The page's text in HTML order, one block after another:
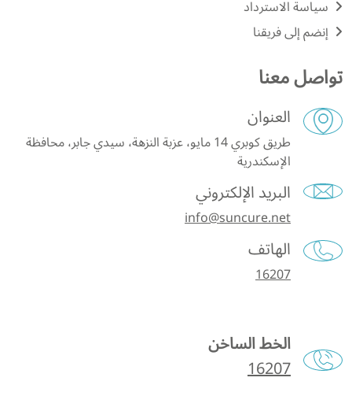
سياسة الاسترداد
إنضم إلى فريقنا
تواصل معنا
العنوان
طريق كوبري 14 مايو، عزبة النزهة، سيدي جابر، محافظة
الإسكندرية
البريد الإلكتروني
info@suncure.net
الهاتف
16207
الخط الساخن
16207